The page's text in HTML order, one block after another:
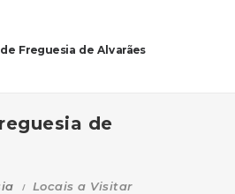
Freguesia de Alvarães
de
Locais a Visitar